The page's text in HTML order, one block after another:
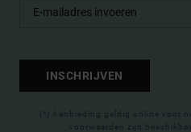
INSCHRIJVEN
(*) Aanbieding geldig online voor
voorwaarden zijn